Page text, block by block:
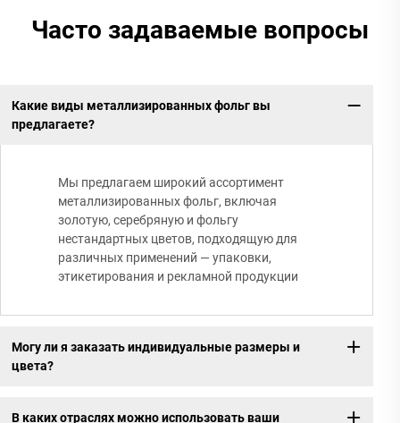
Часто задаваемые вопросы
Какие виды металлизированных фольг вы
предлагаете?
Мы предлагаем широкий ассортимент
металлизированных фольг, включая
золотую, серебряную и фольгу
нестандартных цветов, подходящую для
различных применений — упаковки,
этикетирования и рекламной продукции
Могу ли я заказать индивидуальные размеры и
цвета?
В каких отраслях можно использовать ваши